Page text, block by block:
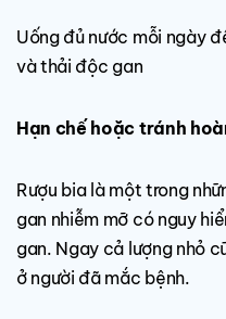
Uống đủ nước mỗi ngày
và thải độc gan
Hạn chế hoặc tránh
Rượu bia là một trong
gan nhiễm mỡ có nguy
gan. Ngay cả lượng nhỏ
ở người đã mắc bệnh.